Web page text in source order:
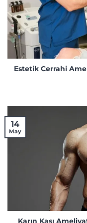
Estetik Cerrahi
Karın Kası
14
May